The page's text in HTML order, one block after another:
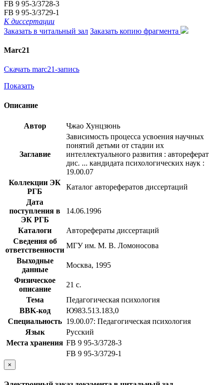
FB 9 95-3/3728-3
FB 9 95-3/3729-1
К диссертации
Заказать в читальный зал Заказать копию фрагмента
Marc21
Скачать marc21-запись
Показать
Описание
Автор Чжао Хунцзюнь
Заглавие
Зависимость процесса усвоения научных
понятий детьми от стадии их
интеллектуального развития : автореферат
дис. ... кандидата психологических наук :
19.00.07
Коллекции ЭК
РГБ
Каталог авторефератов диссертаций
Дата
поступления в
ЭК РГБ
14.06.1996
Каталоги
Авторефераты диссертаций
Сведения об
ответственности
МГУ им. М. В. Ломоносова
Выходные
данные
Москва, 1995
Физическое
описание
21 с.
Тема
Педагогическая психология
BBK-код
Ю983.513.183,0
Специальность 19.00.07: Педагогическая психология
Язык
Русский
Места хранения FB 9 95-3/3728-3
FB 9 95-3/3729-1
×